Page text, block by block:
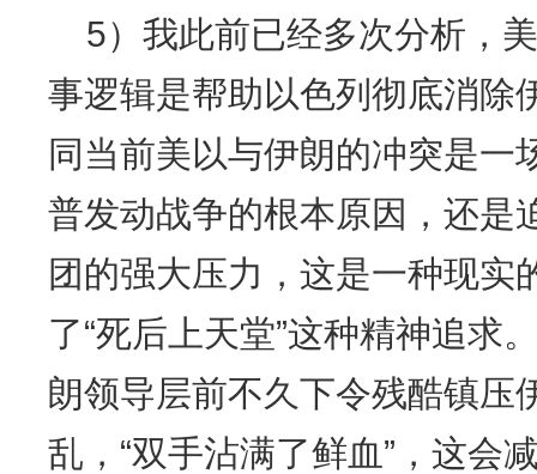
5）我此前已经多次分析，
事逻辑是帮助以色列彻底消除
同当前美以与伊朗的冲突是一
普发动战争的根本原因，还是
团的强大压力，这是一种现实
了“死后上天堂”这种精神追求
朗领导层前不久下令残酷镇压
乱，“双手沾满了鲜血”，这会